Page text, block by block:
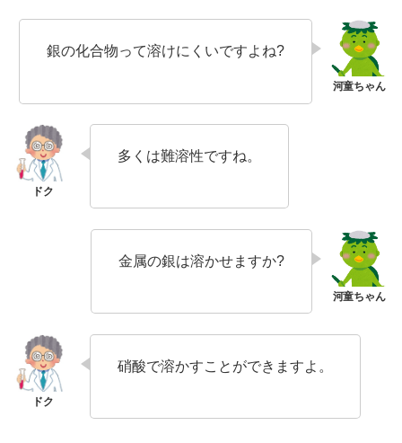
銀の化合物って溶けにくいですよね?
多くは難溶性ですね。
金属の銀は溶かせますか?
硝酸で溶かすことができますよ。